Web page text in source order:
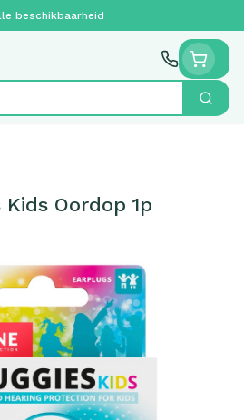
beschikbaarheid
Zoek
Oordop 1p